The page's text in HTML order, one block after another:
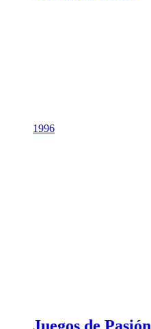
1996